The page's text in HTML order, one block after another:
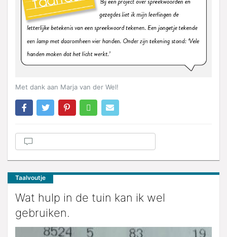
Met dank aan Marja van der Wel!
Taalvoutje
Wat hulp in de tuin kan ik wel
gebruiken.